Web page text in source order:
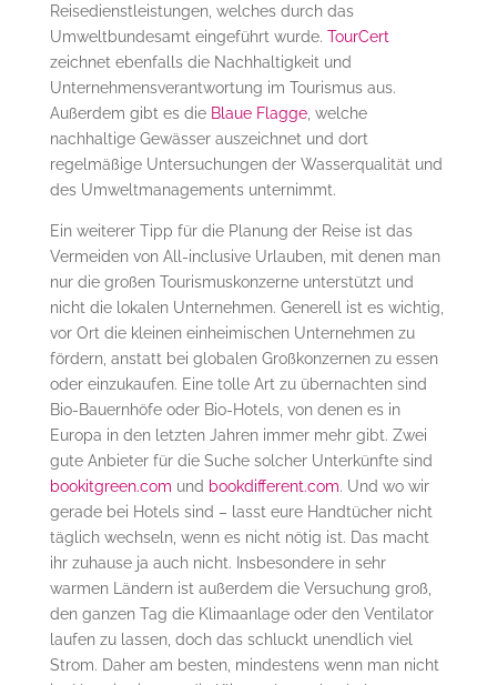
Reisedienstleistungen, welches durch das
Umweltbundesamt eingeführt wurde. TourCert
zeichnet ebenfalls die Nachhaltigkeit und
Unternehmensverantwortung im Tourismus aus.
Außerdem gibt es die Blaue Flagge, welche
nachhaltige Gewässer auszeichnet und dort
regelmäßige Untersuchungen der Wasserqualität und
des Umweltmanagements unternimmt.
Ein weiterer Tipp für die Planung der Reise ist das
Vermeiden von All-inclusive Urlauben, mit denen man
nur die großen Tourismuskonzerne unterstützt und
nicht die lokalen Unternehmen. Generell ist es wichtig,
vor Ort die kleinen einheimischen Unternehmen zu
fördern, anstatt bei globalen Großkonzernen zu essen
oder einzukaufen. Eine tolle Art zu übernachten sind
Bio-Bauernhöfe oder Bio-Hotels, von denen es in
Europa in den letzten Jahren immer mehr gibt. Zwei
gute Anbieter für die Suche solcher Unterkünfte sind
bookitgreen.com und bookdifferent.com. Und wo wir
gerade bei Hotels sind – lasst eure Handtücher nicht
täglich wechseln, wenn es nicht nötig ist. Das macht
ihr zuhause ja auch nicht. Insbesondere in sehr
warmen Ländern ist außerdem die Versuchung groß,
den ganzen Tag die Klimaanlage oder den Ventilator
laufen zu lassen, doch das schluckt unendlich viel
Strom. Daher am besten, mindestens wenn man nicht